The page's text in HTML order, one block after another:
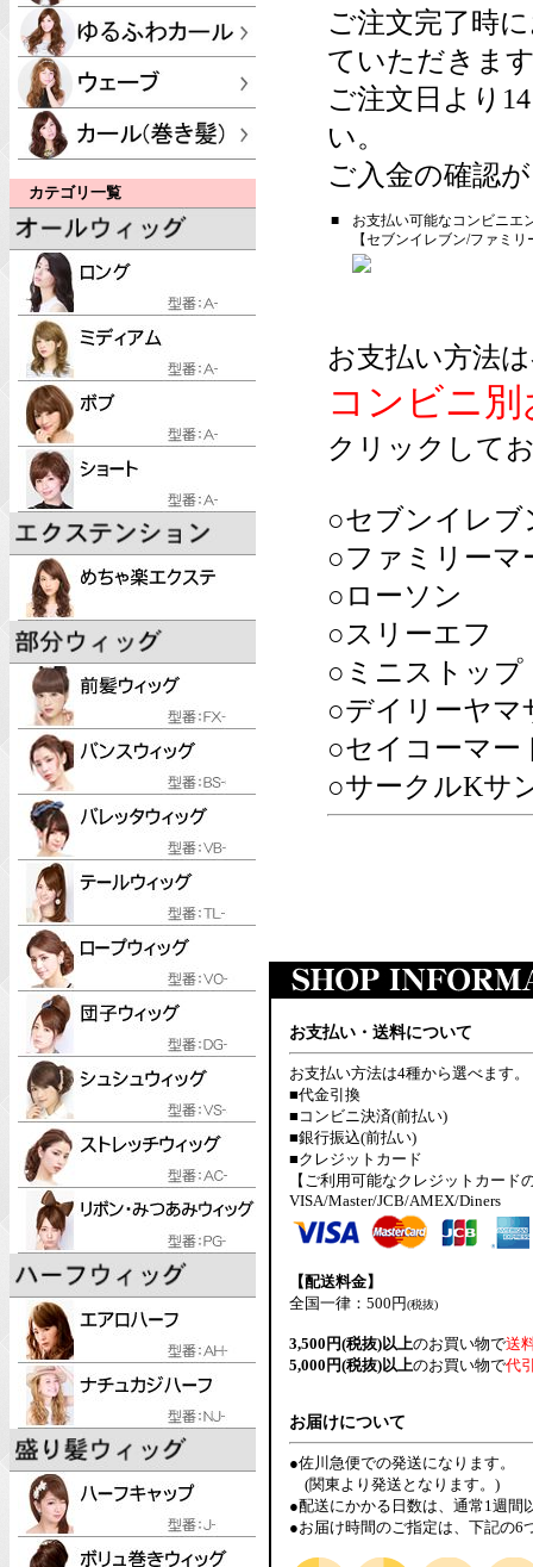
カテゴリ一覧
ご注文完了時
ていただきま
ご注文日より
い。
ご入金の確認
■
お支払い可能なコンビニエ
【セブンイレブン/ファミ
お支払い方法
コンビニ
クリックして
○セブンイレブ
○ファミリーマ
○ローソン
○スリーエフ
○ミニストップ
○デイリーヤマ
○セイコーマー
○サークルKサ
お支払い・送料について
お支払い方法は4種から選べます。
■代金引換
■コンビニ決済(前払い)
■銀行振込(前払い)
■クレジットカード
【ご利用可能なクレジットカード
VISA/Master/JCB/AMEX/Diners
【配送料金】
全国一律：500円(税抜)
3,500円(税抜)以上のお買い物で送
5,000円(税抜)以上のお買い物で代
お届けについて
●佐川急便での発送になります。
(関東より発送となります。)
●配送にかかる日数は、通常1週間
●お届け時間のご指定は、下記の6